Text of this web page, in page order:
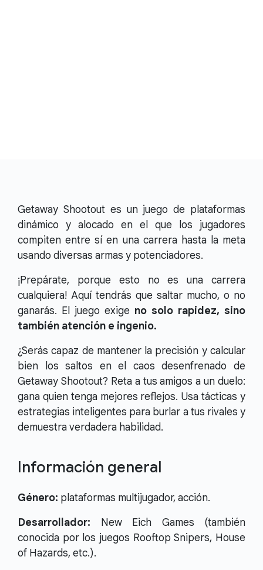
Getaway Shootout es un juego de plataformas
dinámico y alocado en el que los jugadores
compiten entre sí en una carrera hasta la meta
usando diversas armas y potenciadores.
¡Prepárate, porque esto no es una carrera
cualquiera! Aquí tendrás que saltar mucho, o no
ganarás. El juego exige no solo rapidez, sino
también atención e ingenio.
¿Serás capaz de mantener la precisión y calcular
bien los saltos en el caos desenfrenado de
Getaway Shootout? Reta a tus amigos a un duelo:
gana quien tenga mejores reflejos. Usa tácticas y
estrategias inteligentes para burlar a tus rivales y
demuestra verdadera habilidad.
Información general
Género: plataformas multijugador, acción.
Desarrollador: New Eich Games (también
conocida por los juegos Rooftop Snipers, House
of Hazards, etc.).